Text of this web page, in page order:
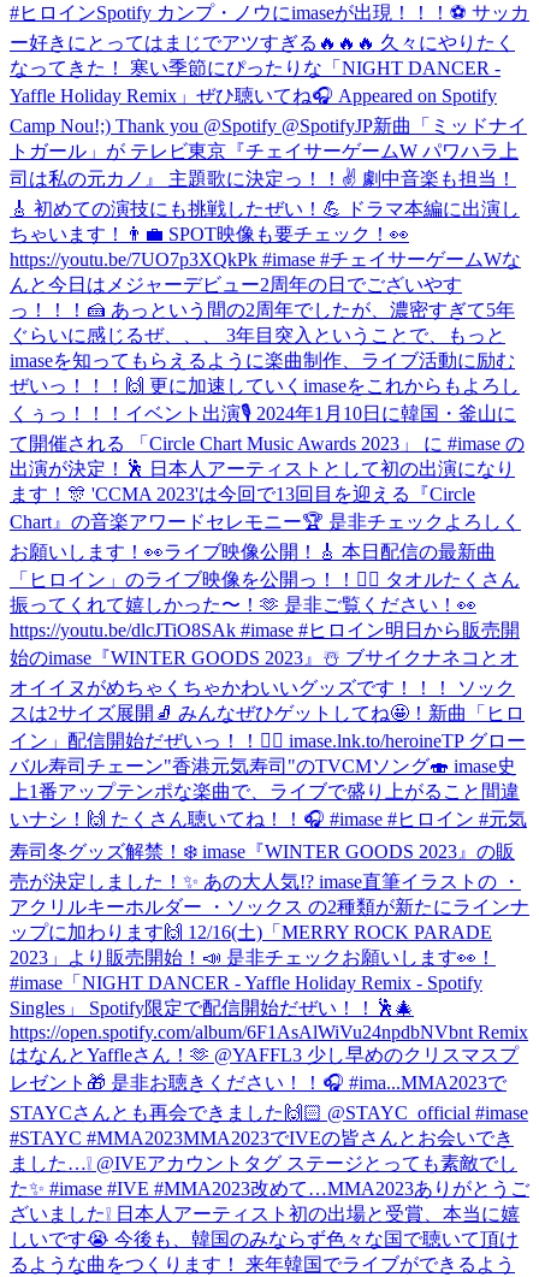
#ヒロインSpotify カンプ・ノウにimaseが出現！！！⚽️ サッカ
ー好きにとってはまじでアツすぎる🔥🔥🔥 久々にやりたく
なってきた！ 寒い季節にぴったりな「NIGHT DANCER -
Yaffle Holiday Remix」ぜひ聴いてね🎧 Appeared on Spotify
Camp Nou!;) Thank you @Spotify @SpotifyJP新曲「ミッドナイ
トガール」が テレビ東京『チェイサーゲームW パワハラ上
司は私の元カノ』 主題歌に決定っ！！✌️ 劇中音楽も担当！
🎸 初めての演技にも挑戦したぜい！💪 ドラマ本編に出演し
ちゃいます！👨‍💼 SPOT映像も要チェック！👀
https://youtu.be/7UO7p3XQkPk #imase #チェイサーゲームWな
んと今日はメジャーデビュー2周年の日でございやす
っ！！！🍰 あっという間の2周年でしたが、濃密すぎて5年
ぐらいに感じるぜ、、、 3年目突入ということで、もっと
imaseを知ってもらえるように楽曲制作、ライブ活動に励む
ぜいっ！！！🙌 更に加速していくimaseをこれからもよろし
くぅっ！！！ イベント出演🎙 2024年1月10日に韓国・釜山に
て開催される 「Circle Chart Music Awards 2023」 に #imase の
出演が決定！🕺 日本人アーティストとして初の出演になり
ます！🎊 'CCMA 2023'は今回で13回目を迎える『Circle
Chart』の音楽アワードセレモニー🏆 是非チェックよろしく
お願いします！👀ライブ映像公開！🎸 本日配信の最新曲
「ヒロイン」のライブ映像を公開っ！！🦸‍♀️ タオルたくさん
振ってくれて嬉しかった〜！🫶 是非ご覧ください！👀
https://youtu.be/dlcJTiO8SAk #imase #ヒロイン明日から販売開
始のimase『WINTER GOODS 2023』☃️ ブサイクナネコとオ
オイイヌがめちゃくちゃかわいいグッズです！！！ ソック
スは2サイズ展開🧦 みんなぜひゲットしてね🤩！ 新曲「ヒロ
イン」配信開始だぜいっ！！🦸‍♀️ imase.lnk.to/heroineTP グロー
バル寿司チェーン"香港元気寿司"のTVCMソング🍣 imase史
上1番アップテンポな楽曲で、ライブで盛り上がること間違
いナシ！🙌 たくさん聴いてね！！🎧 #imase #ヒロイン #元気
寿司 冬グッズ解禁！❄️ imase『WINTER GOODS 2023』の販
売が決定しました！✨ あの大人気!? imase直筆イラストの ・
アクリルキーホルダー ・ソックス の2種類が新たにラインナ
ップに加わります🙌 12/16(土)「MERRY ROCK PARADE
2023」より販売開始！📣 是非チェックお願いします👀！
#imase 「NIGHT DANCER - Yaffle Holiday Remix - Spotify
Singles」 Spotify限定で配信開始だぜい！！🕺🎄
https://open.spotify.com/album/6F1AsAlWiVu24npdbNVbnt Remix
はなんとYaffleさん！🫶 @YAFFL3 少し早めのクリスマスプ
レゼント🎁 是非お聴きください！！🎧 #ima...MMA2023で
STAYCさんとも再会できました🙌🏻 @STAYC_official #imase
#STAYC #MMA2023MMA2023でIVEの皆さんとお会いでき
ました…❕ @IVEアカウントタグ ステージとっても素敵でし
た✨ #imase #IVE #MMA2023改めて…MMA2023ありがとうご
ざいました❕ 日本人アーティスト初の出場と受賞、本当に嬉
しいです😭 今後も、韓国のみならず色々な国で聴いて頂け
るような曲をつくります！ 来年韓国でライブができるよう